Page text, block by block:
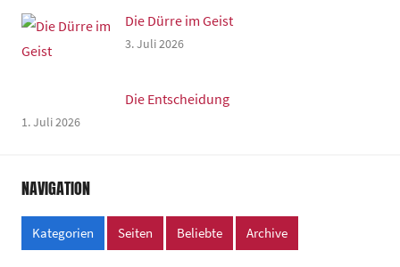
Die Dürre im Geist
3. Juli 2026
Die Entscheidung
1. Juli 2026
NAVIGATION
Kategorien Seiten Beliebte Archive